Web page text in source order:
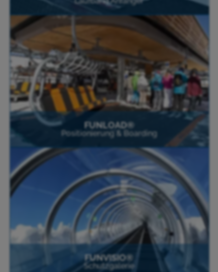
FUNLOAD®
Positionierung & Boarding
FUNVISIO®
Schutzgalerie